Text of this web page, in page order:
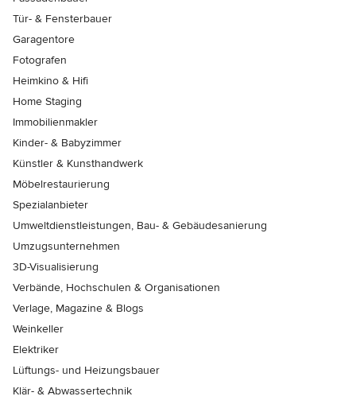
Tür- & Fensterbauer
Garagentore
Fotografen
Heimkino & Hifi
Home Staging
Immobilienmakler
Kinder- & Babyzimmer
Künstler & Kunsthandwerk
Möbelrestaurierung
Spezialanbieter
Umweltdienstleistungen, Bau- & Gebäudesanierung
Umzugsunternehmen
3D-Visualisierung
Verbände, Hochschulen & Organisationen
Verlage, Magazine & Blogs
Weinkeller
Elektriker
Lüftungs- und Heizungsbauer
Klär- & Abwassertechnik